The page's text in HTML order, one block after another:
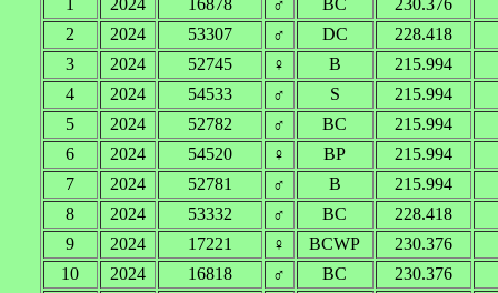
1
2024 16878 ♂ BC
230.376
2
2024 53307 ♂ DC
228.418
3
2024 52745 ♀ B
215.994
4
2024 54533 ♂ S
215.994
5
2024 52782 ♂ BC
215.994
6
2024 54520 ♀ BP
215.994
7
2024 52781 ♂ B
215.994
8
2024 53332 ♂ BC
228.418
9
2024 17221 ♀ BCWP
230.376
10
2024 16818 ♂ BC
230.376